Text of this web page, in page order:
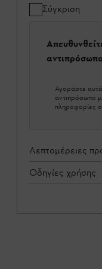
Σύγκριση
Αγοράστε
αντιπρόσωπο
πληροφορίες
Λεπτομέρειες
Οδηγίες χρήσης